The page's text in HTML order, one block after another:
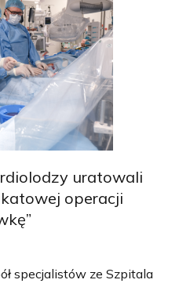
uratowali
operacji
specjalistów ze Szpitala